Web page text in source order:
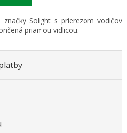
značky Solight s prierezom vodičov
priamou vidlicou.